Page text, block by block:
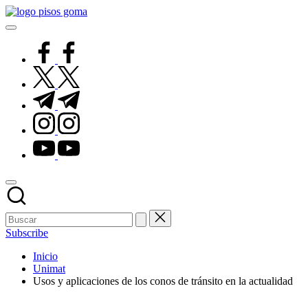
Saltar
al
facebook.com
twitter.com
t.me
instagram.com
youtube.com
Subscribe
Inicio
Unimat
Usos y aplicaciones de los conos de tránsito en la actualidad